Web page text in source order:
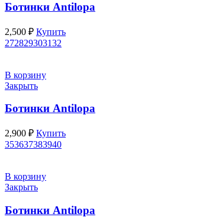
Ботинки Antilopa
2,500 ₽ Купить
272829303132
В корзину
Закрыть
Ботинки Antilopa
2,900 ₽ Купить
353637383940
В корзину
Закрыть
Ботинки Antilopa